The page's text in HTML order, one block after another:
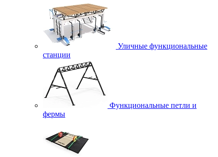
Уличные функциональные
станции
Функциональные петли и
фермы